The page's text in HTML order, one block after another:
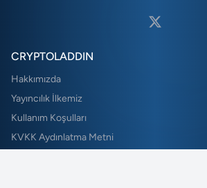
CRYPTOLADDIN
Hakkımızda
Yayıncılık İlkemiz
Kullanım Koşulları
KVKK Aydınlatma Metni